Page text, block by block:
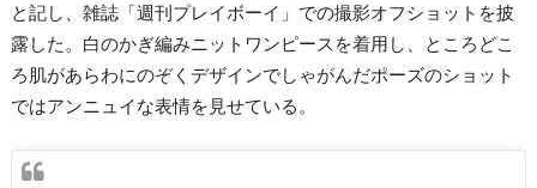
と記し、雑誌「週刊プレイボーイ」での撮影オフショットを披
露した。白のかぎ編みニットワンピースを着用し、ところどこ
ろ肌があらわにのぞくデザインでしゃがんだポーズのショット
ではアンニュイな表情を見せている。